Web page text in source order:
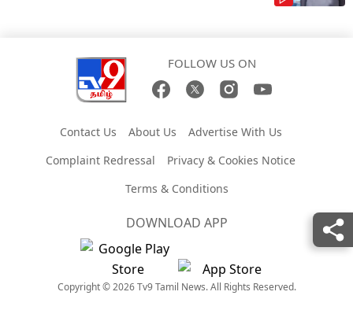
FOLLOW US ON
Contact Us About Us
Advertise With Us
Complaint Redressal
Privacy & Cookies Notice
Terms & Conditions
DOWNLOAD APP
Copyright © 2026 Tv9 Tamil News. All Rights Reserved.